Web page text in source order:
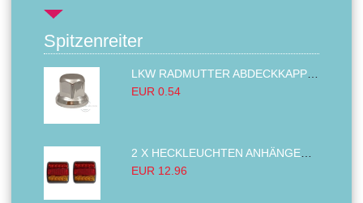
Spitzenreiter
EUR 0.54
EUR 12.96